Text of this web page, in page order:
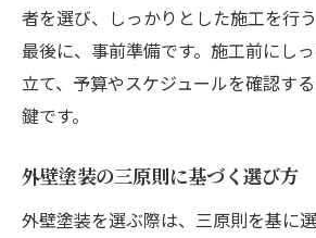
者を選び、しっかりとした施工を行う
最後に、事前準備です。施工前にし
立て、予算やスケジュールを確認す
鍵です。
外壁塗装の三原則に基づく選び方
外壁塗装を選ぶ際は、三原則を基に